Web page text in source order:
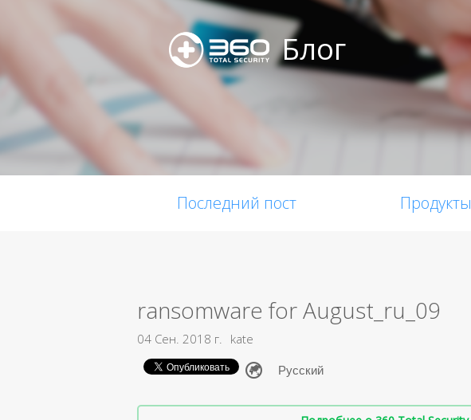
Блог
Последний пост Продукты
ransomware for August_ru_09
04 Сен. 2018 г. kate